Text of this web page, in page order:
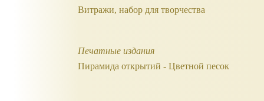
Витражи, набор для творчества
Печатные издания
Пирамида открытий - Цветной песок